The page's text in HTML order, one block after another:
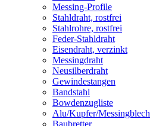
Messing-Profile
Stahldraht, rostfrei
Stahlrohre, rostfrei
Feder-Stahldraht
Eisendraht, verzinkt
Messingdraht
Neusilberdraht
Gewindestangen
Bandstahl
Bowdenzugliste
Alu/Kupfer/Messingblech
Baubretter